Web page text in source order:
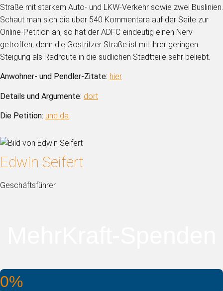
Straße mit starkem Auto- und LKW-Verkehr sowie zwei Buslinien.
Schaut man sich die über 540 Kommentare auf der Seite zur
Online-Petition an, so hat der ADFC eindeutig einen Nerv
getroffen, denn die Gostritzer Straße ist mit ihrer geringen
Steigung als Radroute in die südlichen Stadtteile sehr beliebt.
Anwohner- und Pendler-Zitate: hier
Details und Argumente: dort
Die Petition: und da
Edwin Seifert
Geschäftsführer
0%